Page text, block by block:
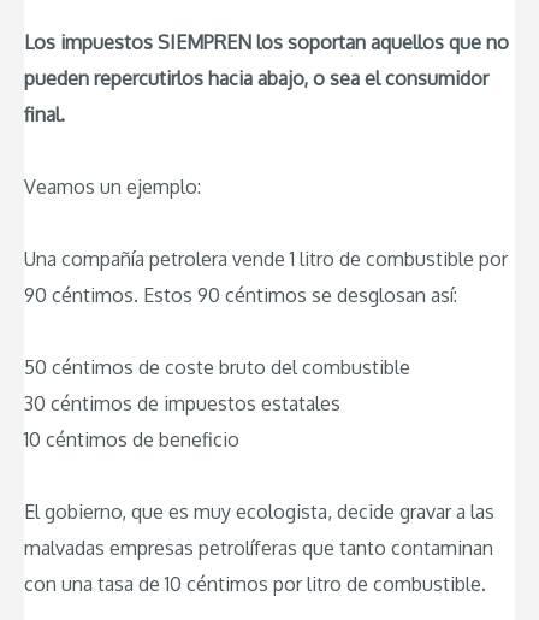
Los impuestos SIEMPREN los soportan aquellos que no
pueden repercutirlos hacia abajo, o sea el consumidor
final.
Veamos un ejemplo:
Una compañía petrolera vende 1 litro de combustible por
90 céntimos. Estos 90 céntimos se desglosan así:
50 céntimos de coste bruto del combustible
30 céntimos de impuestos estatales
10 céntimos de beneficio
El gobierno, que es muy ecologista, decide gravar a las
malvadas empresas petrolíferas que tanto contaminan
con una tasa de 10 céntimos por litro de combustible.